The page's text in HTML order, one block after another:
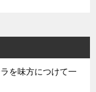
を味方につけて一